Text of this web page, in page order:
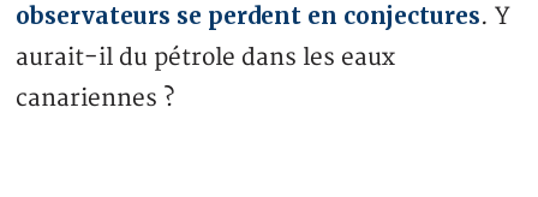
observateurs se perdent en conjectures. Y
aurait-il du pétrole dans les eaux
canariennes ?